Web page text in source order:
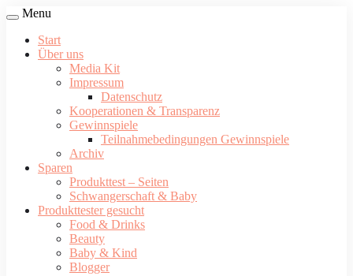
Menu
Start
Über uns
Media Kit
Impressum
Datenschutz
Kooperationen & Transparenz
Gewinnspiele
Teilnahmebedingungen Gewinnspiele
Archiv
Sparen
Produkttest – Seiten
Schwangerschaft & Baby
Produkttester gesucht
Food & Drinks
Beauty
Baby & Kind
Blogger